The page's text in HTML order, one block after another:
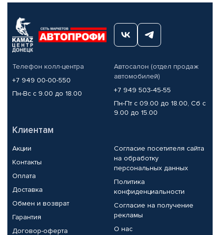
Телефон колл-центра
+7 949 00-00-550
Пн-Вс с 9.00 до 18.00
Автосалон (отдел продаж
автомобилей)
+7 949 503-45-55
Пн-Пт с 09.00 до 18.00, Сб с
9.00 до 15.00
Клиентам
Акции
Контакты
Оплата
Доставка
Обмен и возврат
Гарантия
Договор-оферта
Согласие посетителя сайта
на обработку
персональных данных
Политика
конфиденциальности
Согласие на получение
рекламы
О нас